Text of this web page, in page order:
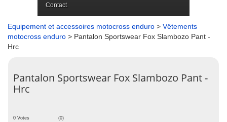
Contact
Equipement et accessoires motocross enduro > Vêtements
motocross enduro > Pantalon Sportswear Fox Slambozo Pant -
Hrc
Pantalon Sportswear Fox Slambozo Pant -
Hrc
0 Votes (0)